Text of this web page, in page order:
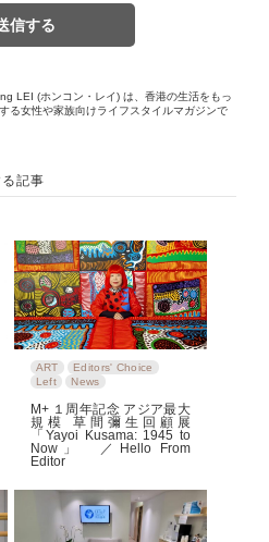
LEI (ホンコン・レイ) は、香港の生活をもっ
る女性や家族向けライフスタイルマガジンで
記事
ART
Editors' Choice
Left
News
M+ １周年記念 アジア最大
規模 草間彌生回顧展
「Yayoi Kusama: 1945 to
Now」 ／Hello From
Editor